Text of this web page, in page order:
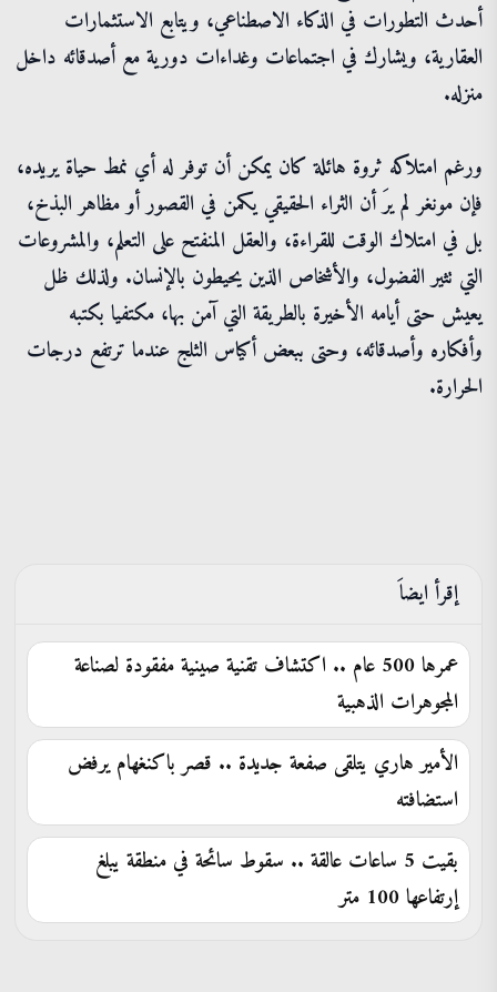
أحدث التطورات في الذكاء الاصطناعي، ويتابع الاستثمارات
العقارية، ويشارك في اجتماعات وغداءات دورية مع أصدقائه داخل
منزله.
ورغم امتلاكه ثروة هائلة كان يمكن أن توفر له أي نمط حياة يريده،
فإن مونغر لم يرَ أن الثراء الحقيقي يكمن في القصور أو مظاهر البذخ،
بل في امتلاك الوقت للقراءة، والعقل المنفتح على التعلم، والمشروعات
التي تثير الفضول، والأشخاص الذين يحيطون بالإنسان. ولذلك ظل
يعيش حتى أيامه الأخيرة بالطريقة التي آمن بها، مكتفيا بكتبه
وأفكاره وأصدقائه، وحتى ببعض أكياس الثلج عندما ترتفع درجات
الحرارة.
إقرأ ايضاَ
عمرها 500 عام .. اكتشاف تقنية صينية مفقودة لصناعة
المجوهرات الذهبية
الأمير هاري يتلقى صفعة جديدة .. قصر باكنغهام يرفض
استضافته
بقيت 5 ساعات عالقة .. سقوط سائحة في منطقة يبلغ
إرتفاعها 100 متر